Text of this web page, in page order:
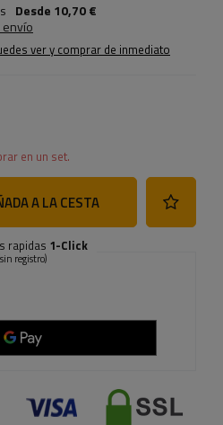
Desde 10,70 €
envío
ver y comprar de inmediato
en un set.
A LA CESTA
rapidas 1-Click
registro)